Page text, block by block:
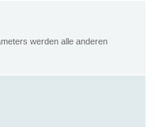
werden alle anderen